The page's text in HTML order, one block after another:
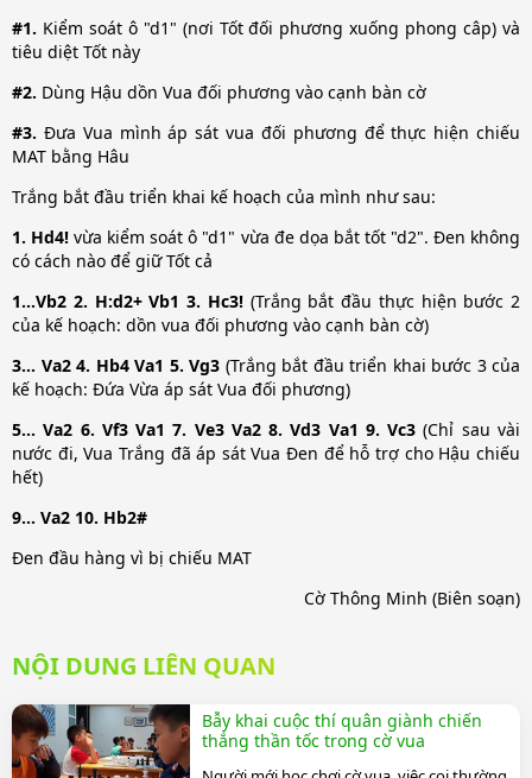
#1. Kiểm soát ô "d1" (nơi Tốt đối phương xuống phong câp) và
tiêu diệt Tốt này
#2. Dùng Hậu dồn Vua đối phương vào cạnh bàn cờ
#3. Đưa Vua mình áp sát vua đối phương để thực hiện chiếu
MAT bằng Hâu
Trắng bắt đầu triển khai kế hoạch của mình như sau:
1. Hd4!vừa kiểm soát ô "d1" vừa đe dọa bắt tốt "d2". Đen không
có cách nào để giữ Tốt cả
1…Vb2 2. H:d2+ Vb1 3. Hc3! (Trắng bắt đầu thực hiện bước 2
của kế hoạch: dồn vua đối phương vào cạnh bàn cờ)
3… Va2 4. Hb4 Va1 5. Vg3 (Trắng bắt đầu triển khai bước 3 của
kế hoạch: Đứa Vừa áp sát Vua đối phương)
5… Va2 6. Vf3 Va1 7. Ve3 Va2 8. Vd3 Va1 9. Vc3 (Chỉ sau vài
nước đi, Vua Trắng đã áp sát Vua Đen để hỗ trợ cho Hậu chiếu
hết)
9… Va2 10. Hb2#
Đen đầu hàng vì bị chiếu MAT
Cờ Thông Minh (Biên soạn)
NỘI DUNG LIÊN QUAN
Bẫy khai cuộc thí quân giành chiến
thắng thần tốc trong cờ vua